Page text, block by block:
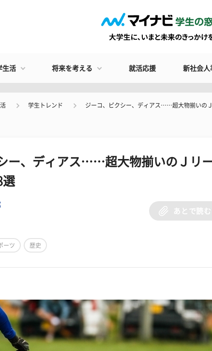
生活 将来を考える 就活応援 新社会人
学生トレンド ジーコ、ピクシー、ディアス……超大物揃いの
ー、ディアス……超大物揃いのＪリ
選
あとで読む
ーツ 歴史